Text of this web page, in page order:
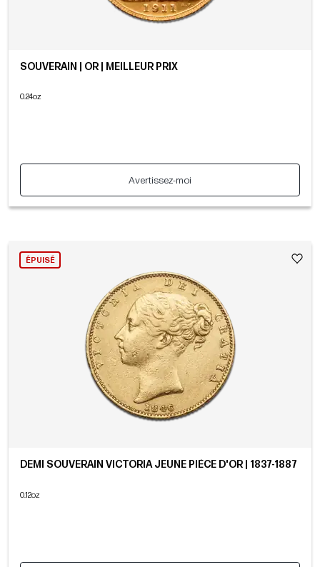
SOUVERAIN | OR | MEILLEUR PRIX
0.24oz
Avertissez-moi
ÉPUISÉ
DEMI SOUVERAIN VICTORIA JEUNE PIÈCE D'OR | 1837-1887
0.12oz